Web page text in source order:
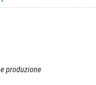
produzione